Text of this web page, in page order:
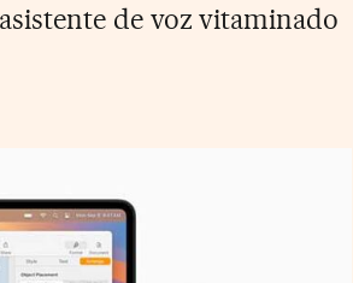
de voz vitaminado